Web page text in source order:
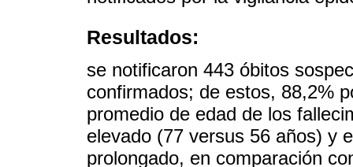
Resultados:
se notificaron 443 óbitos
confirmados; de estos, 88,2%
promedio de edad de los
elevado (77 versus 56 años) y
prolongado, en comparación